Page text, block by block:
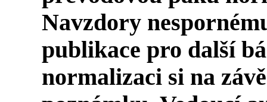
Navzdory
publikace pro další
normalizaci si na